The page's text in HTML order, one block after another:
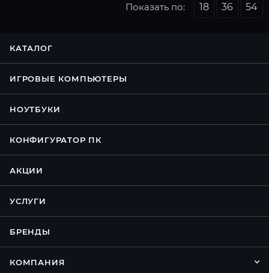
Показать по: 18 36 54
КАТАЛОГ
ИГРОВЫЕ КОМПЬЮТЕРЫ
НОУТБУКИ
КОНФИГУРАТОР ПК
АКЦИИ
УСЛУГИ
БРЕНДЫ
КОМПАНИЯ